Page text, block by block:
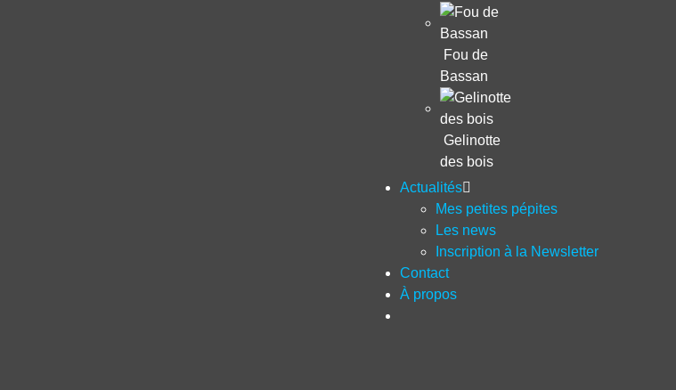
Fou de
Bassan
Gelinotte
des bois
Actualités
Mes petites pépites
Les news
Inscription à la Newsletter
Contact
À propos